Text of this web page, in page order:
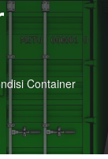
Container